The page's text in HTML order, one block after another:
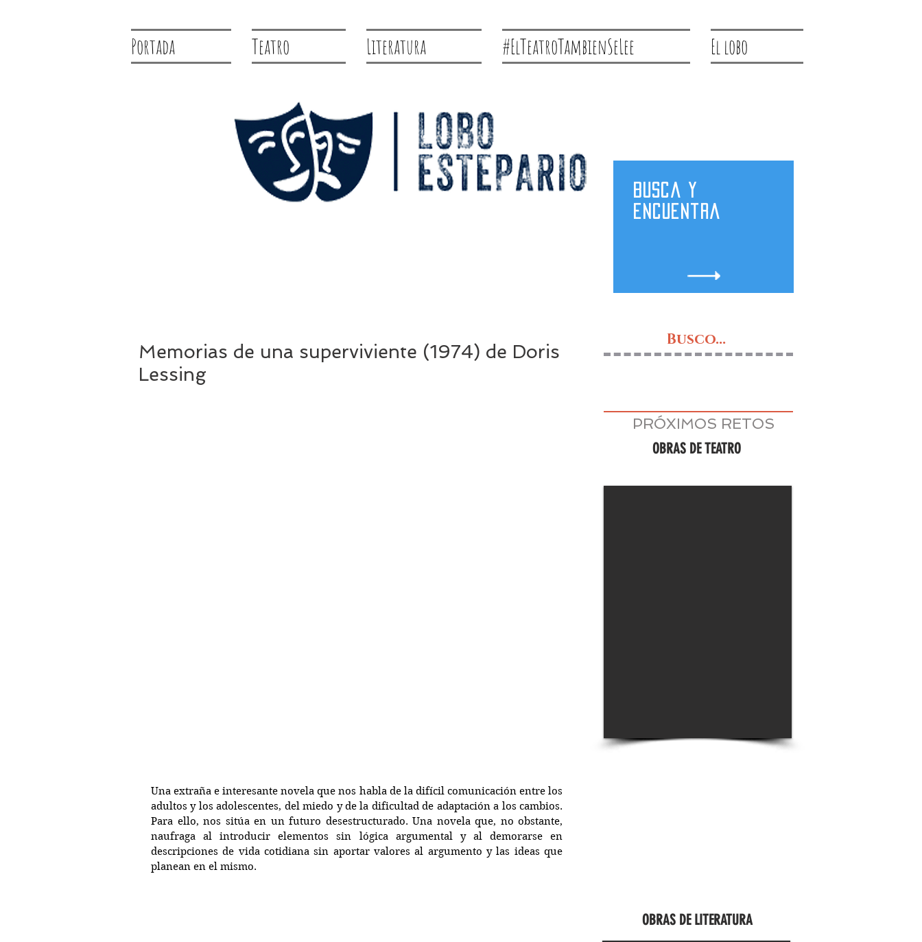
Portada Teatro Literatura #ElTeatroTambienSeLee El lobo
Busca y
encuentra
Memorias de una superviviente (1974) de Doris
Lessing
Una extraña e interesante novela que nos habla de la difícil comunicación entre los
adultos y los adolescentes, del miedo y de la dificultad de adaptación a los cambios.
Para ello, nos sitúa en un futuro desestructurado. Una novela que, no obstante,
naufraga al introducir elementos sin lógica argumental y al demorarse en
descripciones de vida cotidiana sin aportar valores al argumento y las ideas que
planean en el mismo.
Busco...
PRÓXIMOS RETOS
OBRAS DE TEATRO
OBRAS DE LITERATURA